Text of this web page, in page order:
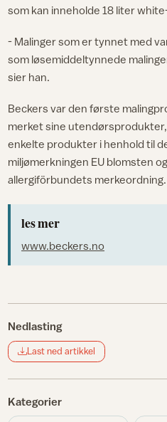
som kan inneholde 18 liter
- Malinger som er tynnet med
som løsemiddeltynnede
sier han.
Beckers var den første
merket sine
enkelte produkter i henhold til
miljømerkningen EU blomsten
allergiförbundets merkeordning.
les mer
www.beckers.no
Nedlasting
Last ned artikkel
Kategorier